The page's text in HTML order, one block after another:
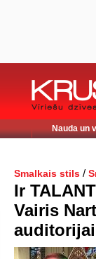
Nauda un
Smalkais stils /
Ir
Vairis